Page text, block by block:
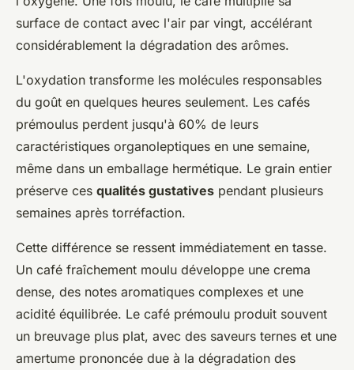
surface de contact avec l'air par vingt, accélérant
considérablement la dégradation des arômes.
L'oxydation transforme les molécules responsables
du goût en quelques heures seulement. Les cafés
prémoulus perdent jusqu'à 60% de leurs
caractéristiques organoleptiques en une semaine,
même dans un emballage hermétique. Le grain entier
préserve ces qualités gustatives pendant plusieurs
semaines après torréfaction.
Cette différence se ressent immédiatement en tasse.
Un café fraîchement moulu développe une crema
dense, des notes aromatiques complexes et une
acidité équilibrée. Le café prémoulu produit souvent
un breuvage plus plat, avec des saveurs ternes et une
amertume prononcée due à la dégradation des